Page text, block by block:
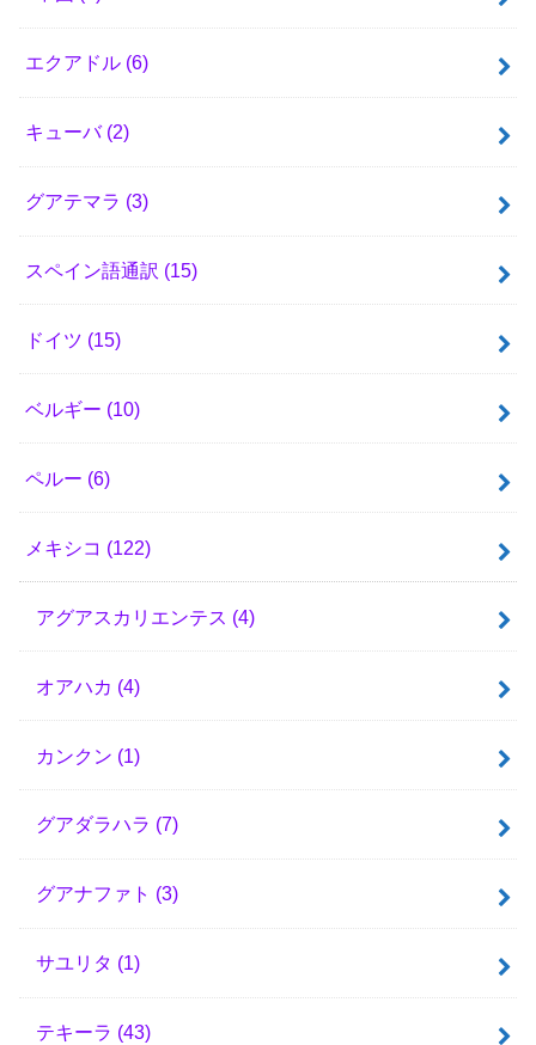
エクアドル (6)
キューバ (2)
グアテマラ (3)
スペイン語通訳 (15)
ドイツ (15)
ベルギー (10)
ペルー (6)
メキシコ (122)
アグアスカリエンテス (4)
オアハカ (4)
カンクン (1)
グアダラハラ (7)
グアナファト (3)
サユリタ (1)
テキーラ (43)